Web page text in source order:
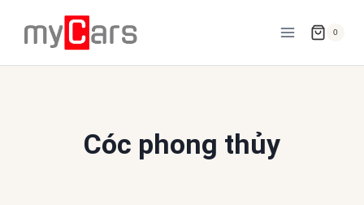
content
0
Cóc phong thủy